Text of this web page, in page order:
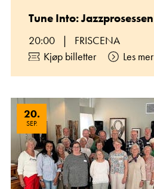
Tune Into: Jazzprosessen
20:00 |
FRISCENA
Kjøp billetter
Les mer
20.
SEP.